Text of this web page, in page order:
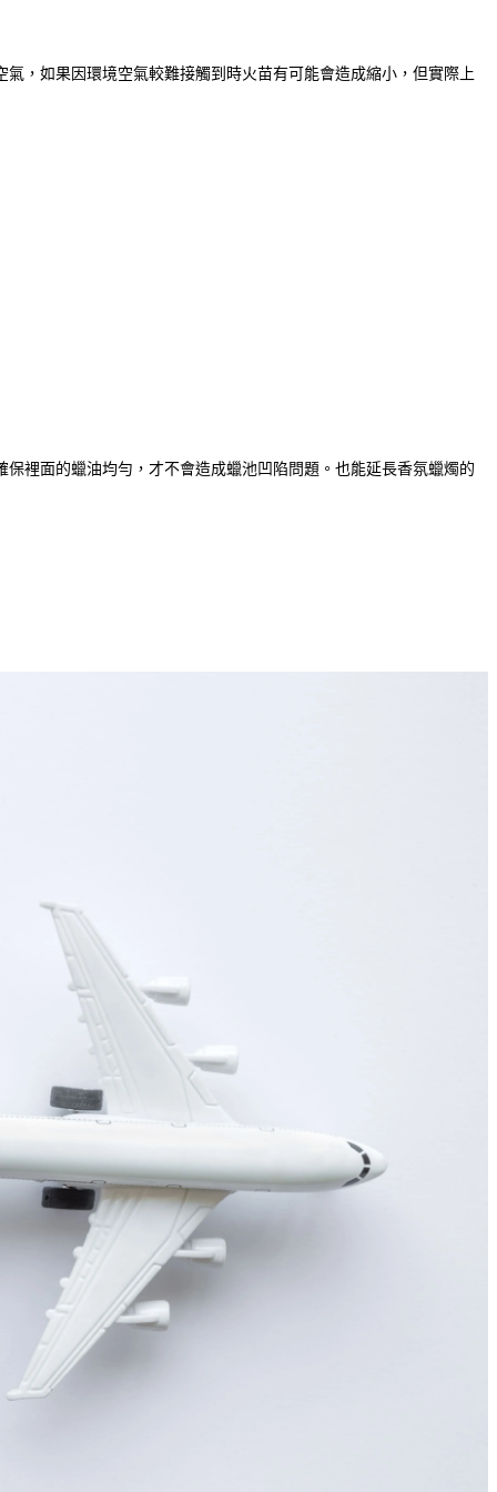
，如果因環境空氣較難接觸到時火苗有可能會造成縮小，但實際上
裡面的蠟油均勻，才不會造成蠟池凹陷問題。也能延長香氛蠟燭的